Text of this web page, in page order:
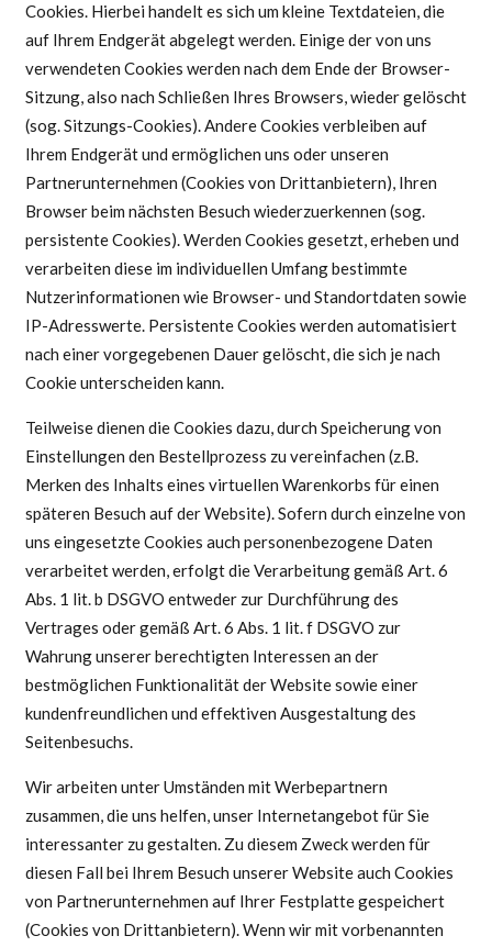
Cookies. Hierbei handelt es sich um kleine Textdateien, die
auf Ihrem Endgerät abgelegt werden. Einige der von uns
verwendeten Cookies werden nach dem Ende der Browser-
Sitzung, also nach Schließen Ihres Browsers, wieder gelöscht
(sog. Sitzungs-Cookies). Andere Cookies verbleiben auf
Ihrem Endgerät und ermöglichen uns oder unseren
Partnerunternehmen (Cookies von Drittanbietern), Ihren
Browser beim nächsten Besuch wiederzuerkennen (sog.
persistente Cookies). Werden Cookies gesetzt, erheben und
verarbeiten diese im individuellen Umfang bestimmte
Nutzerinformationen wie Browser- und Standortdaten sowie
IP-Adresswerte. Persistente Cookies werden automatisiert
nach einer vorgegebenen Dauer gelöscht, die sich je nach
Cookie unterscheiden kann.
Teilweise dienen die Cookies dazu, durch Speicherung von
Einstellungen den Bestellprozess zu vereinfachen (z.B.
Merken des Inhalts eines virtuellen Warenkorbs für einen
späteren Besuch auf der Website). Sofern durch einzelne von
uns eingesetzte Cookies auch personenbezogene Daten
verarbeitet werden, erfolgt die Verarbeitung gemäß Art. 6
Abs. 1 lit. b DSGVO entweder zur Durchführung des
Vertrages oder gemäß Art. 6 Abs. 1 lit. f DSGVO zur
Wahrung unserer berechtigten Interessen an der
bestmöglichen Funktionalität der Website sowie einer
kundenfreundlichen und effektiven Ausgestaltung des
Seitenbesuchs.
Wir arbeiten unter Umständen mit Werbepartnern
zusammen, die uns helfen, unser Internetangebot für Sie
interessanter zu gestalten. Zu diesem Zweck werden für
diesen Fall bei Ihrem Besuch unserer Website auch Cookies
von Partnerunternehmen auf Ihrer Festplatte gespeichert
(Cookies von Drittanbietern). Wenn wir mit vorbenannten